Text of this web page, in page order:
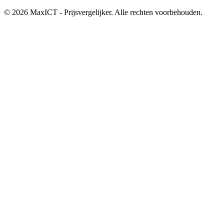
© 2026 MaxICT - Prijsvergelijker. Alle rechten voorbehouden.